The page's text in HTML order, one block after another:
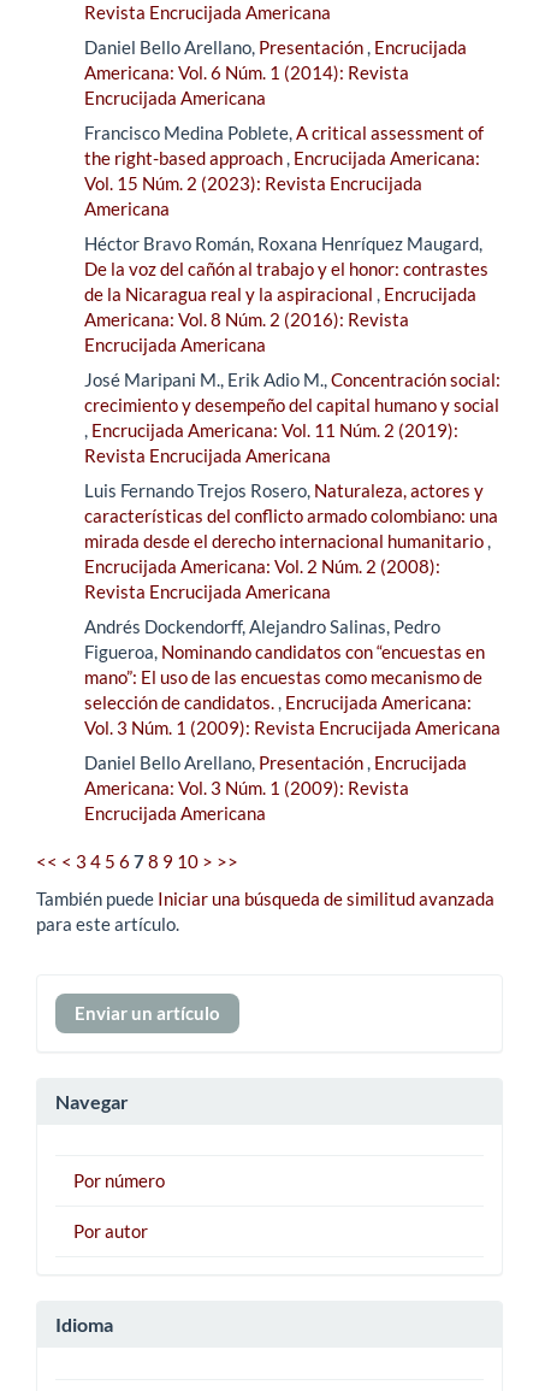
Revista Encrucijada Americana
Daniel Bello Arellano, Presentación, Encrucijada
Americana: Vol. 6 Núm. 1 (2014): Revista
Encrucijada Americana
Francisco Medina Poblete,A critical assessment of
the right-based approach, Encrucijada Americana:
Vol. 15 Núm. 2 (2023): Revista Encrucijada
Americana
Héctor Bravo Román, Roxana Henríquez Maugard,
De la voz del cañón al trabajo y el honor: contrastes
de la Nicaragua real y la aspiracional , Encrucijada
Americana: Vol. 8 Núm. 2 (2016): Revista
Encrucijada Americana
José Maripani M., Erik Adio M.,Concentración social:
crecimiento y desempeño del capital humano y social
, Encrucijada Americana: Vol. 11 Núm. 2 (2019):
Revista Encrucijada Americana
Luis Fernando Trejos Rosero, Naturaleza, actores y
características del conflicto armado colombiano: una
mirada desde el derecho internacional humanitario,
Encrucijada Americana: Vol. 2 Núm. 2 (2008):
Revista Encrucijada Americana
Andrés Dockendorff, Alejandro Salinas, Pedro
Figueroa, Nominando candidatos con “encuestas en
mano”: El uso de las encuestas como mecanismo de
selección de candidatos., Encrucijada Americana:
Vol. 3 Núm. 1 (2009): Revista Encrucijada Americana
Daniel Bello Arellano, Presentación, Encrucijada
Americana: Vol. 3 Núm. 1 (2009): Revista
Encrucijada Americana
<< < 3 4 5 6 78 9 10 > >>
También puede Iniciar una búsqueda de similitud avanzada
para este artículo.
Enviar
un
Enviar un artículo
Navegar
Por número
Por autor
Idioma